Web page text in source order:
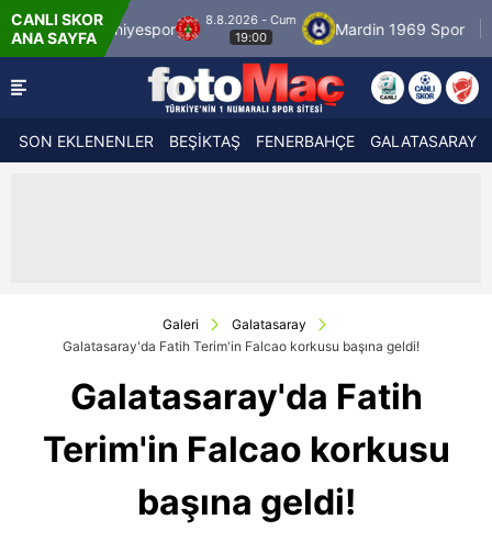
CANLI SKOR
ANA SAYFA
8.8.2026 - Cum
19:00
Mardin 1969 Spor Özbelsan
SON EKLENENLER BEŞİKTAŞ FENERBAHÇE GALATASARAY
Galeri
Galatasaray
Galatasaray'da Fatih Terim'in Falcao korkusu başına geldi!
Galatasaray'da Fatih
Terim'in Falcao korkusu
başına geldi!